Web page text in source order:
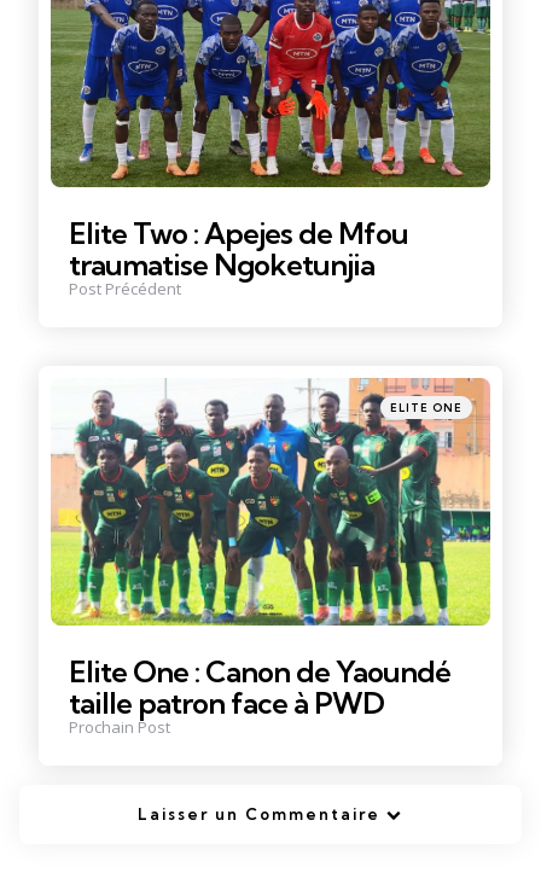
Elite Two : Apejes de Mfou
traumatise Ngoketunjia
Post Précédent
Posté
dans
ELITE ONE
Elite One : Canon de Yaoundé
taille patron face à PWD
Prochain Post
Laisser un Commentaire